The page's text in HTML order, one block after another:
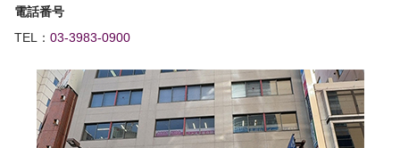
電話番号
TEL： 03-3983-0900